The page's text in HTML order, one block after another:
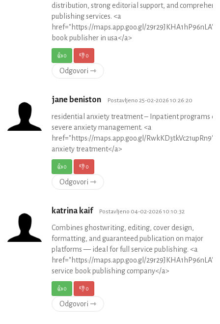
distribution, strong editorial support, and
publishing services. <a
href="https://maps.app.goo.gl/
book publisher in usa</a>
👍0 👎0
Odgovori ⇾
jane beniston Postavljeno 25-02-2026 10:26:20
residential anxiety treatment – Inpatient programs
severe anxiety management. <a
href="https://maps.app.goo.gl/
anxiety treatment</a>
👍0 👎0
Odgovori ⇾
katrina kaif Postavljeno 04-02-2026 10:10:32
Combines ghostwriting, editing, cover design,
formatting, and guaranteed publication on major
platforms — ideal for full service publishing. <a
href="https://maps.app.goo.gl/
service book publishing company</a>
👍0 👎0
Odgovori ⇾